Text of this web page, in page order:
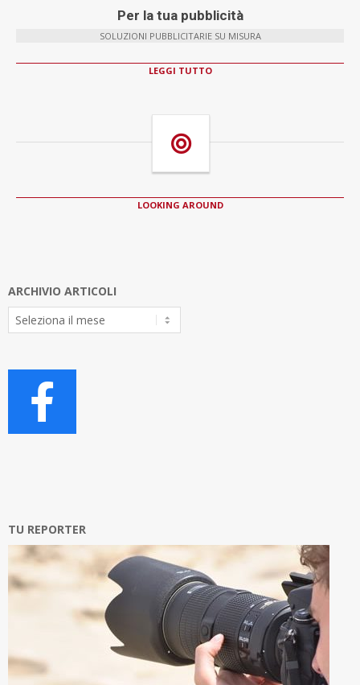
Per la tua pubblicità
SOLUZIONI PUBBLICITARIE SU MISURA
LEGGI TUTTO
LOOKING AROUND
ARCHIVIO ARTICOLI
Archivio
Articoli
TU REPORTER